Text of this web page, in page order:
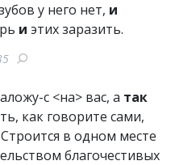
у него нет, и
и этих заразить.
с <на> вас, а так
как говорите сами,
в одном месте
благочестивых